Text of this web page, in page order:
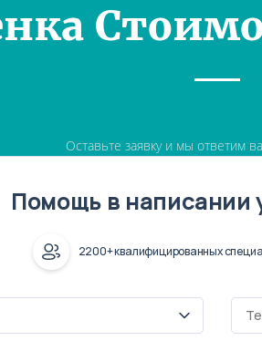
Оставьте заявку и мы ответим
Помощь в написании
2200+ квалифицированных